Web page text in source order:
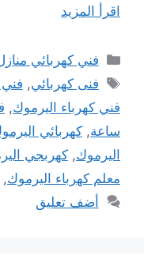
اقرأ المزيد
التصنيفات
فني كهربائي
الوسوم
فنى كهربائي, فني
فني كهرباء اليرموك,
ساعة, كهربائي
اليرموك, كهربجي
معلم كهرباء اليرموك,
أضف تعليق